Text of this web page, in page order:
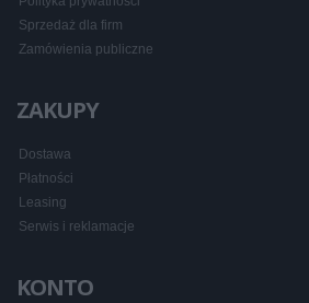
Sprzedaż dla firm
Zamówienia publiczne
ZAKUPY
Dostawa
Płatności
Leasing
Serwis i reklamacje
KONTO